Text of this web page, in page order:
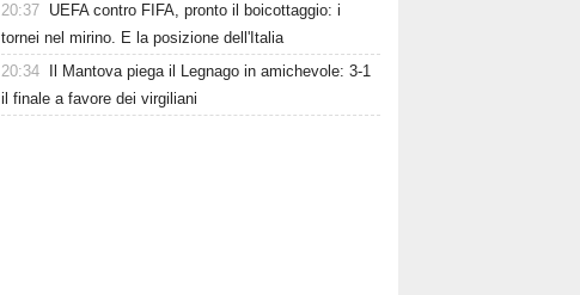
20:37 UEFA contro FIFA, pronto il boicottaggio: i
tornei nel mirino. E la posizione dell'Italia
20:34
Il Mantova piega il Legnago in amichevole: 3-1
il finale a favore dei virgiliani